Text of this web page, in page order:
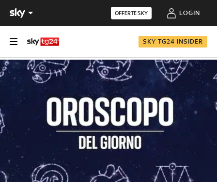
OFFERTE SKY LOGIN
SKY TG24 INSIDER